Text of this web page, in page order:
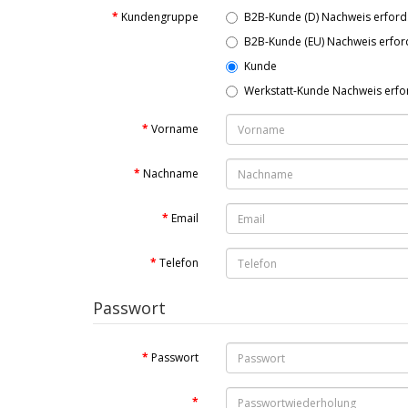
Kundengruppe
B2B-Kunde (D) Nachweis erford.
B2B-Kunde (EU) Nachweis
Kunde
Werkstatt-Kunde Nachweis
Vorname
Nachname
Email
Telefon
Passwort
Passwort